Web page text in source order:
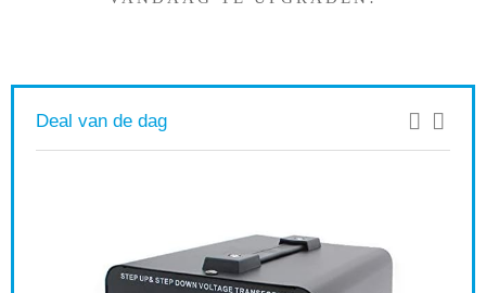
Deal van de dag